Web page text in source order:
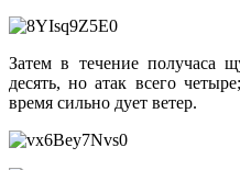
Затем в течение получаса
десять, но атак всего
время сильно дует ветер.